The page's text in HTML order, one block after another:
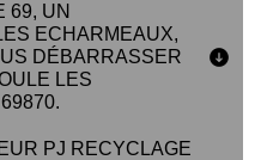
69, UN
ECHARMEAUX,
DÉBARRASSER
LES
PJ RECYCLAGE